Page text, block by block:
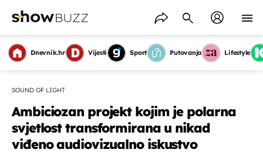
Dnevnik.hr Vijesti Sport Putovanja Lifestyle
SOUND OF LIGHT
Ambiciozan projekt kojim je polarna
svjetlost transformirana u nikad
viđeno audiovizualno iskustvo